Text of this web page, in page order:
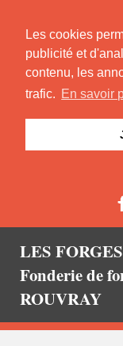
Les cookies
publicité et
contenu, les
trafic. En savoir
LES
Fonderie de
ROUVRAY